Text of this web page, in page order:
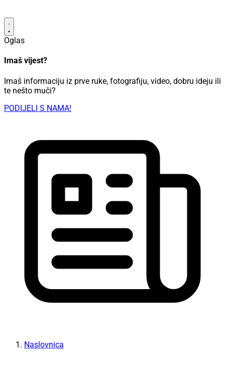
Oglas
Imaš vijest?
Imaš informaciju iz prve ruke, fotografiju, video, dobru ideju ili
te nešto muči?
PODIJELI S NAMA!
Naslovnica